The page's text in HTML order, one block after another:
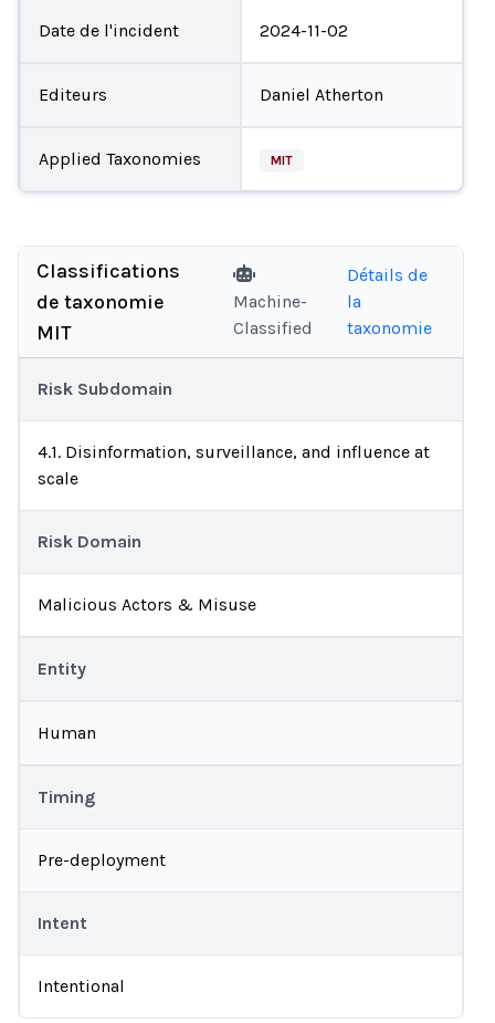
Date de l'incident 2024-11-02
Editeurs Daniel Atherton
Applied Taxonomies MIT
Classifications
de taxonomie
MIT
Machine-
Classified
Détails de
la
taxonomie
Risk Subdomain
4.1. Disinformation, surveillance, and influence at
scale
Risk Domain
Malicious Actors & Misuse
Entity
Human
Timing
Pre-deployment
Intent
Intentional